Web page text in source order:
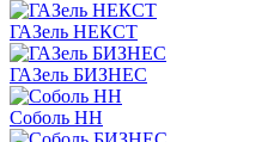
ГАЗель НЕКСТ
ГАЗель БИЗНЕС
Соболь НН